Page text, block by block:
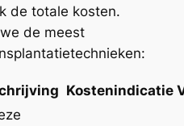
de totale kosten.
de meest
Kostenindicatie